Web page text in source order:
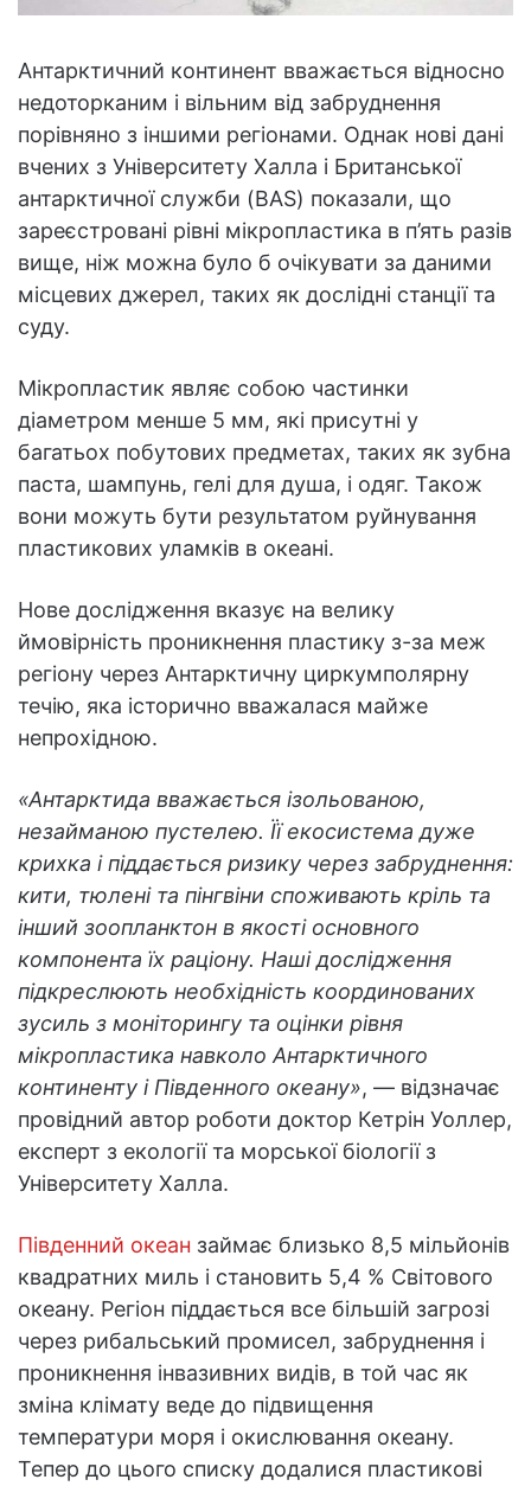
Антарктичний континент вважається відносно
недоторканим і вільним від забруднення
порівняно з іншими регіонами. Однак нові дані
вчених з Університету Халла і Британської
антарктичної служби (BAS) показали, що
зареєстровані рівні мікропластика в п’ять разів
вище, ніж можна було б очікувати за даними
місцевих джерел, таких як дослідні станції та
суду.
Мікропластик являє собою частинки
діаметром менше 5 мм, які присутні у
багатьох побутових предметах, таких як зубна
паста, шампунь, гелі для душа, і одяг. Також
вони можуть бути результатом руйнування
пластикових уламків в океані.
Нове дослідження вказує на велику
ймовірність проникнення пластику з-за меж
регіону через Антарктичну циркумполярну
течію, яка історично вважалася майже
непрохідною.
«Антарктида вважається ізольованою,
незайманою пустелею. Її екосистема дуже
крихка і піддається ризику через забруднення:
кити, тюлені та пінгвіни споживають кріль та
інший зоопланктон в якості основного
компонента їх раціону. Наші дослідження
підкреслюють необхідність координованих
зусиль з моніторингу та оцінки рівня
мікропластика навколо Антарктичного
континенту і Південного океану», — відзначає
провідний автор роботи доктор Кетрін Уоллер,
експерт з екології та морської біології з
Університету Халла.
Південний океан займає близько 8,5 мільйонів
квадратних миль і становить 5,4 % Світового
океану. Регіон піддається все більшій загрозі
через рибальський промисел, забруднення і
проникнення інвазивних видів, в той час як
зміна клімату веде до підвищення
температури моря і окислювання океану.
Тепер до цього списку додалися пластикові